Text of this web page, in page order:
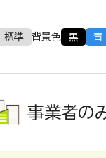
標準 背景色 黒 青
事業者の